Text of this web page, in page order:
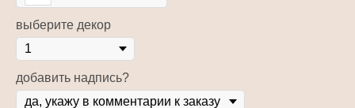
выберите декор
добавить надпись?